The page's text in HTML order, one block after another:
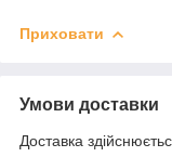
Приховати
Умови доставки
Доставка